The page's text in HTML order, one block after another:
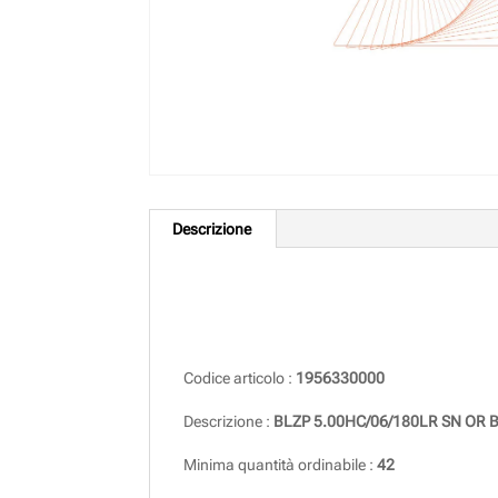
Descrizione
Codice articolo : 1956330000
Descrizione : BLZP 5.00HC/06/180LR SN OR
Minima quantità ordinabile :42